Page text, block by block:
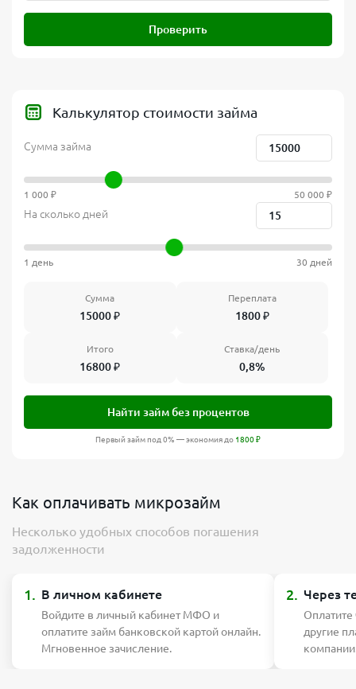
Проверить
Калькулятор стоимости займа
Сумма займа
1 000 ₽ 50 000 ₽
На сколько дней
1 день 30 дней
Сумма
15000₽
Переплата
1800₽
Итого
16800₽
Ставка/день
0,8%
Найти займ без процентов
Первый займ под 0% — экономия до 1800₽
Как оплачивать микрозайм
Несколько удобных способов погашения
задолженности
1. В личном кабинете
Войдите в личный кабинет МФО и
оплатите займ банковской картой онлайн.
Мгновенное зачисление.
2. Через
другие